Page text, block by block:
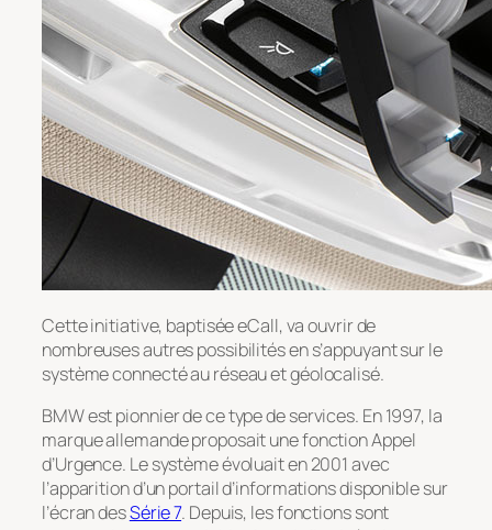
Cette initiative, baptisée eCall, va ouvrir de
nombreuses autres possibilités en s’appuyant sur le
système connecté au réseau et géolocalisé.
BMW est pionnier de ce type de services. En 1997, la
marque allemande proposait une fonction Appel
d’Urgence. Le système évoluait en 2001 avec
l’apparition d’un portail d’informations disponible sur
l’écran desSérie 7. Depuis, les fonctions sont